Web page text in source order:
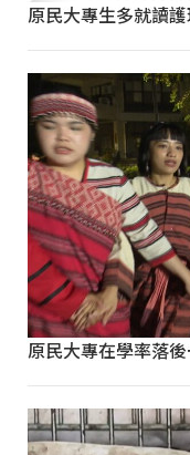
原民大專生多就讀
原民大專在學率落